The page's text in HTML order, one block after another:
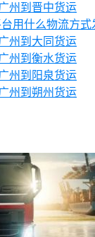
州到晋中货运
用什么物流方式
州到大同货运
州到衡水货运
州到阳泉货运
州到朔州货运